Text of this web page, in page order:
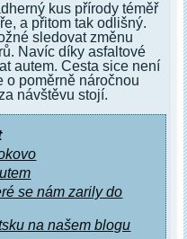
kus přírody téměř
a přitom tak odlišný.
sledovat změnu
Navíc díky asfaltové
autem. Cesta sice není
o poměrně náročnou
návštěvu stojí.
se nám zarily do
na našem blogu